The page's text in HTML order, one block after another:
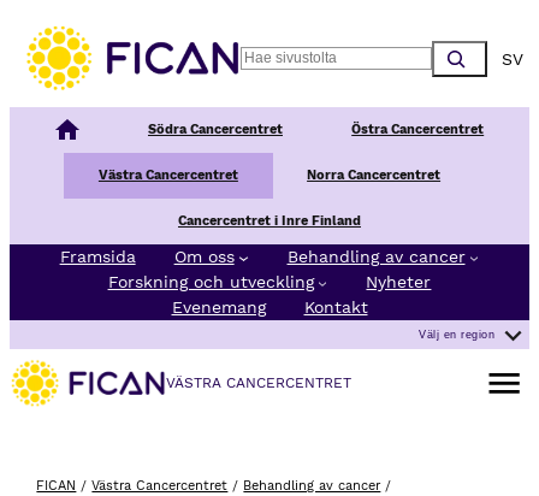
Search
Nationellt Cancercentrum
Södra Cancercentret Östra Cancercentret
Västra Cancercentret Norra Cancercentret
Cancercentret i Inre Finland
Framsida Om oss
Behandling av cancer
Forskning och utveckling
Nyheter
Evenemang
Kontakt
Välj en region
VÄSTRA CANCERCENTRET
Öppna
FICAN /Västra Cancercentret / Behandling av cancer /